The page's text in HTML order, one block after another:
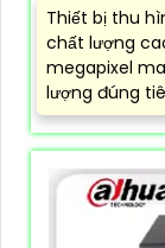
Thiết bị thu
chất lượng
megapixel
lượng đúng